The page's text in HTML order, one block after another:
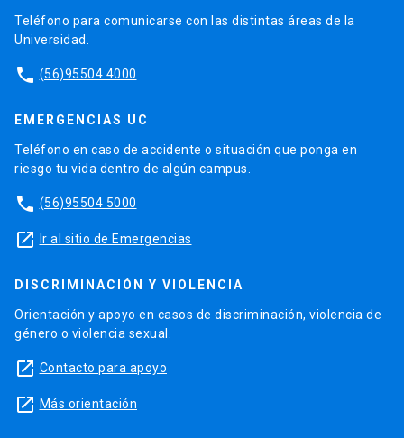
Teléfono para comunicarse con las distintas áreas de la
Universidad.
phone (56)95504 4000
EMERGENCIAS UC
Teléfono en caso de accidente o situación que ponga en
riesgo tu vida dentro de algún campus.
phone (56)95504 5000
launch Ir al sitio de Emergencias
DISCRIMINACIÓN Y VIOLENCIA
Orientación y apoyo en casos de discriminación, violencia de
género o violencia sexual.
launch Contacto para apoyo
launch Más orientación